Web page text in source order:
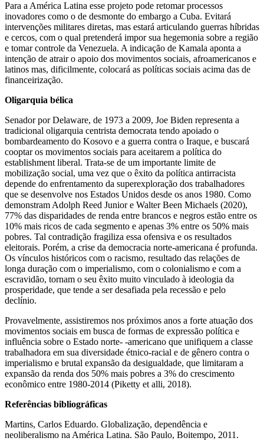
Para a América Latina esse projeto pode retomar processos
inovadores como o de desmonte do embargo a Cuba. Evitará
intervenções militares diretas, mas estará articulando guerras híbridas
e cercos, com o qual pretenderá impor sua hegemonia sobre a região
e tomar controle da Venezuela. A indicação de Kamala aponta a
intenção de atrair o apoio dos movimentos sociais, afroamericanos e
latinos mas, dificilmente, colocará as políticas sociais acima das de
financeirização.
Oligarquia bélica
Senador por Delaware, de 1973 a 2009, Joe Biden representa a
tradicional oligarquia centrista democrata tendo apoiado o
bombardeamento do Kosovo e a guerra contra o Iraque, e buscará
cooptar os movimentos sociais para aceitarem a política do
establishment liberal. Trata-se de um importante limite de
mobilização social, uma vez que o êxito da política antirracista
depende do enfrentamento da superexploração dos trabalhadores
que se desenvolve nos Estados Unidos desde os anos 1980. Como
demonstram Adolph Reed Junior e Walter Been Michaels (2020),
77% das disparidades de renda entre brancos e negros estão entre os
10% mais ricos de cada segmento e apenas 3% entre os 50% mais
pobres. Tal contradição fragiliza essa ofensiva e os resultados
eleitorais. Porém, a crise da democracia norte-americana é profunda.
Os vínculos históricos com o racismo, resultado das relações de
longa duração com o imperialismo, com o colonialismo e com a
escravidão, tornam o seu êxito muito vinculado à ideologia da
prosperidade, que tende a ser desafiada pela recessão e pelo
declínio.
Provavelmente, assistiremos nos próximos anos a forte atuação dos
movimentos sociais em busca de formas de expressão política e
influência sobre o Estado norte- -americano que unifiquem a classe
trabalhadora em sua diversidade étnico-racial e de gênero contra o
imperialismo e brutal expansão da desigualdade, que limitaram a
expansão da renda dos 50% mais pobres a 3% do crescimento
econômico entre 1980-2014 (Piketty et alli, 2018).
Referências bibliográficas
Martins, Carlos Eduardo. Globalização, dependência e
neoliberalismo na América Latina. São Paulo, Boitempo, 2011.